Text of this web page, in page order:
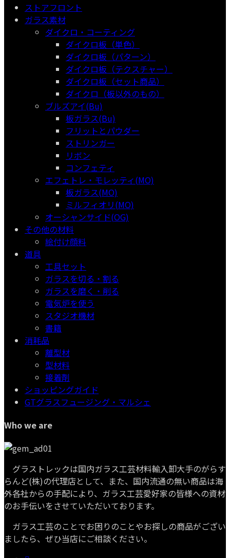
ストアフロント
ガラス素材
ダイクロ・コーティング
ダイクロ板（単色）
ダイクロ板（パターン）
ダイクロ板（テクスチャー）
ダイクロ板（セット商品）
ダイクロ（板以外のもの）
ブルズアイ(Bu)
板ガラス(Bu)
フリットとパウダー
ストリンガー
リボン
コンフェティ
エフェトレ・モレッティ(MO)
板ガラス(MO)
ミルフィオリ(MO)
オーシャンサイド(OG)
その他の材料
絵付け顔料
道具
工具セット
ガラスを切る・割る
ガラスを磨く・削る
電気炉を使う
スタジオ機材
書籍
消耗品
離型材
型材料
接着剤
ショッピングガイド
GTグラスフュージング・マルシェ
Who we are
グラストレックは国内ガラス工芸材料輸入卸大手のがらす
らんど(株)の代理店として、また、国内流通の無い商品は海
外各社からの手配により、ガラス工芸愛好家の皆様への資材
のお手伝いをさせていただいております。
ガラス工芸のことでお困りのことやお探しの商品がござい
ましたら、ぜひ当店にご相談ください。